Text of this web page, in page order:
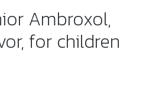
Ambroxol,
for children